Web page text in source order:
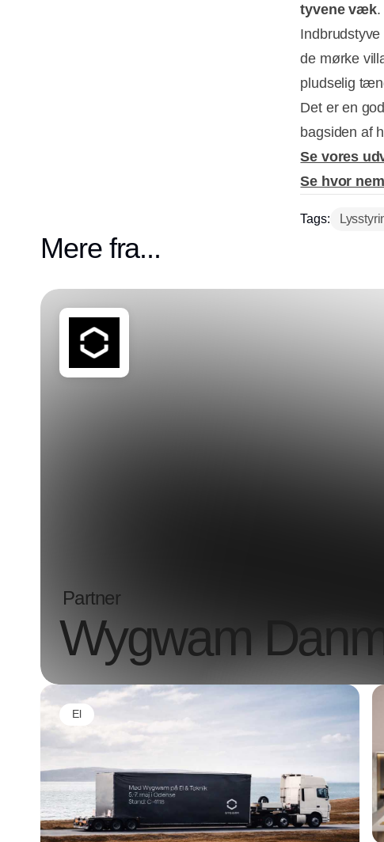
tyvene væk.
de mørke
pludselig
Det er en
bagsiden af
Se vores
Se hvor
Tags:
Mere fra...
Partner
Wygwam
El